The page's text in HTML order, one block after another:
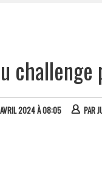
AVRIL 2024 À 08:05 PAR